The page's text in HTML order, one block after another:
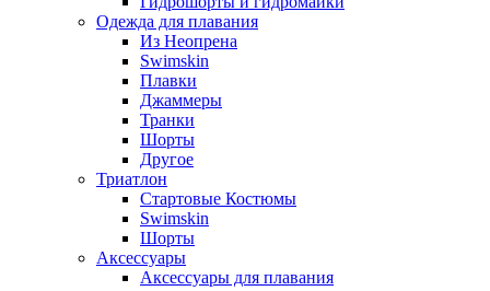
Одежда для плавания
Из Неопрена
Swimskin
Плавки
Джаммеры
Транки
Шорты
Другое
Триатлон
Стартовые Костюмы
Swimskin
Шорты
Аксессуары
Аксессуары для плавания